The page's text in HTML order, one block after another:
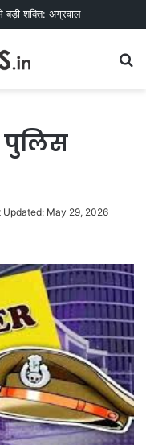
शक्ति: अग्रवाल
पुलिस
Updated: May 29, 2026